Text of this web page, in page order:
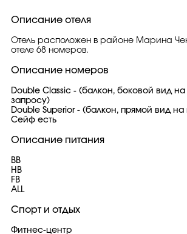
Описание отеля
Отель расположен в районе Марина
отеле 68 номеров.
Описание номеров
Double Classic - (балкон, боковой вид
запросу)
Double Superior - (балкон, прямой вид
Сейф есть
Описание питания
BB
HB
FB
ALL
Спорт и отдых
Фитнес-центр